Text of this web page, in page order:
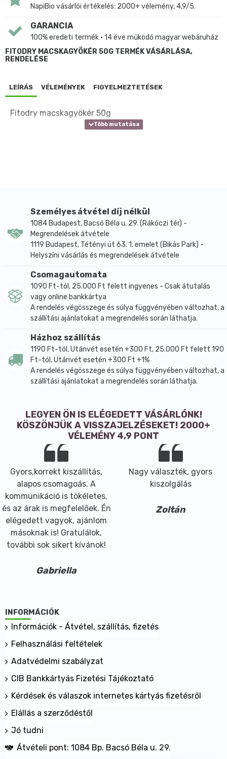
NapiBio vásárlói értékelés: 2000+ vélemény, 4,9/5.
GARANCIA
100% eredeti termék • 14 éve működő magyar webáruház
FITODRY MACSKAGYÖKÉR 50G TERMÉK VÁSÁRLÁSA,
RENDELÉSE
LEÍRÁS VÉLEMÉNYEK FIGYELMEZTETÉSEK
Fitodry macskagyökér 50g
Személyes átvétel díj nélkül
1084 Budapest, Bacsó Béla u. 29. (Rákóczi tér) -
Megrendelések átvétele
1119 Budapest, Tétényi út 63. 1. emelet (Bikás Park) -
Helyszíni vásárlás és megrendelések átvétele
Csomagautomata
1090 Ft-tól, 25.000 Ft felett ingyenes - Csak átutalás
vagy online bankkártya
A rendelés végösszege és súlya függvényében változhat, a
szállítási ajánlatokat a megrendelés során láthatja.
Házhoz szállítás
1190 Ft-tól, Utánvét esetén +300 Ft, 25.000 Ft felett 190
Ft-tól, Utánvét esetén +300 Ft +1%
A rendelés végösszege és súlya függvényében változhat, a
szállítási ajánlatokat a megrendelés során láthatja.
LEGYEN ÖN IS ELÉGEDETT VÁSÁRLÓNK!
KÖSZÖNJÜK A VISSZAJELZÉSEKET! 2000+
VÉLEMÉNY 4,9 PONT
Gyors,korrekt kiszállítás,
alapos csomagoás. A
kommunikáció is tökéletes,
és az árak is megfelelőek. Én
elégedett vagyok, ajánlom
másoknak is! Gratulálok,
további sok sikert kívánok!
Gabriella
Nagy választék, gyors
kiszolgálás
Zoltán
INFORMÁCIÓK
Információk - Átvétel, szállítás, fizetés
Felhasználási feltételek
Adatvédelmi szabályzat
CIB Bankkártyás Fizetési Tájékoztató
Kérdések és válaszok internetes kártyás fizetésről
Elállás a szerződéstől
Jó tudni
Átvételi pont: 1084 Bp. Bacsó Béla u. 29.